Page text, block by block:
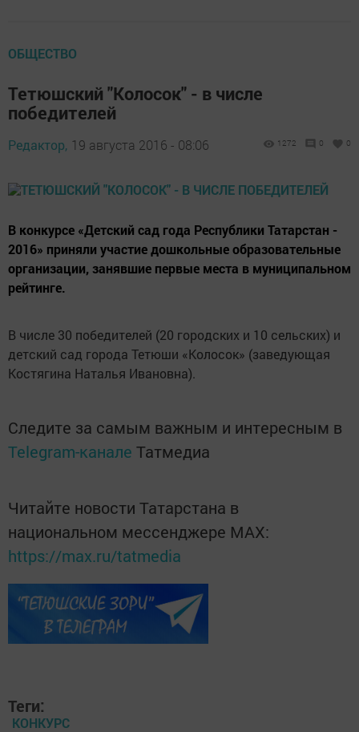
ОБЩЕСТВО
Тетюшский "Колосок" - в числе
победителей
Редактор, 19 августа 2016 - 08:06 1272 0 0
В конкурсе «Детский сад года Рес­публики Татарстан -
2016» приняли участие дошкольные образовательные
организации, занявшие первые места в муниципальном
рейтинге.
В числе 30 победителей (20 городских и 10 сельских) и
детский сад города Тетюши «Колосок» (заведующая
Кос­тягина Наталья Ивановна).
Следите за самым важным и интересным в
Telegram-канале Татмедиа
Читайте новости Татарстана в
национальном мессенджере MАХ:
https://max.ru/tatmedia
Теги:
КОНКУРС